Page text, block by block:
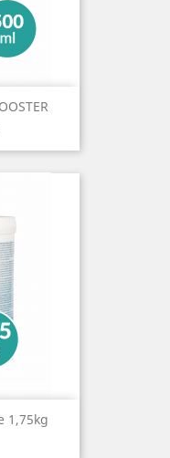
1,75kg